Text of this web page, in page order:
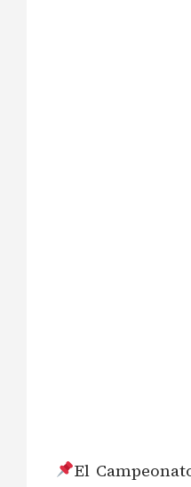
El